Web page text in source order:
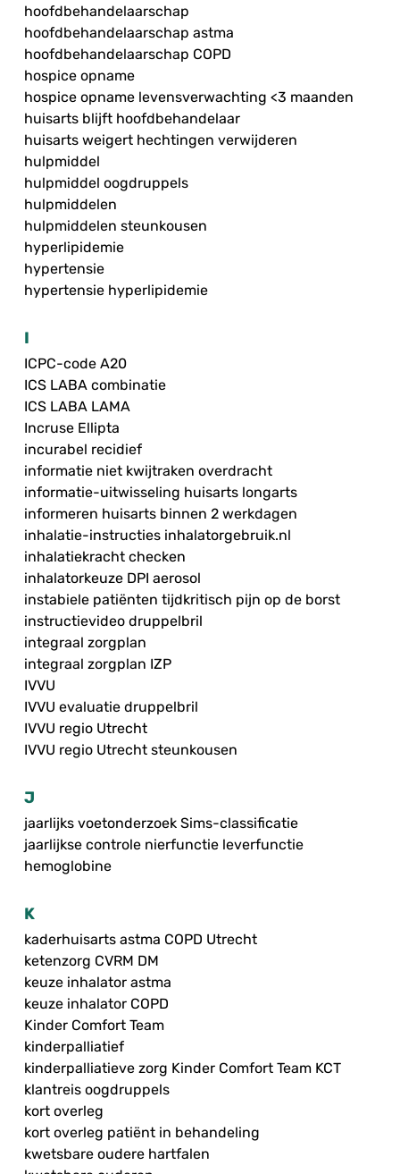
hoofdbehandelaarschap
hoofdbehandelaarschap astma
hoofdbehandelaarschap COPD
hospice opname
hospice opname levensverwachting <3 maanden
huisarts blijft hoofdbehandelaar
huisarts weigert hechtingen verwijderen
hulpmiddel
hulpmiddel oogdruppels
hulpmiddelen
hulpmiddelen steunkousen
hyperlipidemie
hypertensie
hypertensie hyperlipidemie
I
ICPC-code A20
ICS LABA combinatie
ICS LABA LAMA
Incruse Ellipta
incurabel recidief
informatie niet kwijtraken overdracht
informatie-uitwisseling huisarts longarts
informeren huisarts binnen 2 werkdagen
inhalatie-instructies inhalatorgebruik.nl
inhalatiekracht checken
inhalatorkeuze DPI aerosol
instabiele patiënten tijdkritisch pijn op de borst
instructievideo druppelbril
integraal zorgplan
integraal zorgplan IZP
IVVU
IVVU evaluatie druppelbril
IVVU regio Utrecht
IVVU regio Utrecht steunkousen
J
jaarlijks voetonderzoek Sims-classificatie
jaarlijkse controle nierfunctie leverfunctie
hemoglobine
K
kaderhuisarts astma COPD Utrecht
ketenzorg CVRM DM
keuze inhalator astma
keuze inhalator COPD
Kinder Comfort Team
kinderpalliatief
kinderpalliatieve zorg Kinder Comfort Team KCT
klantreis oogdruppels
kort overleg
kort overleg patiënt in behandeling
kwetsbare oudere hartfalen